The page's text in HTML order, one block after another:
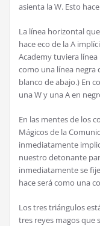
asienta la W. Esto
La línea horizontal
hace eco de la A implí
Academy tuviera línea
como una línea negra
blanco de abajo.) En
una W y una A en
En las mentes de los
Mágicos de la
inmediatamente
nuestro detonante
inmediatamente se
hace serácomo una
Los tres triángulos est
tres reyes magos que